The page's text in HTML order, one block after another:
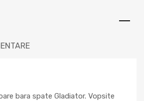
bara spate Gladiator. Vopsite